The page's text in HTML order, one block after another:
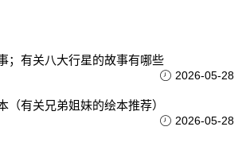
；有关八大行星的故事有哪些
2026-05-28
（有关兄弟姐妹的绘本推荐）
2026-05-28